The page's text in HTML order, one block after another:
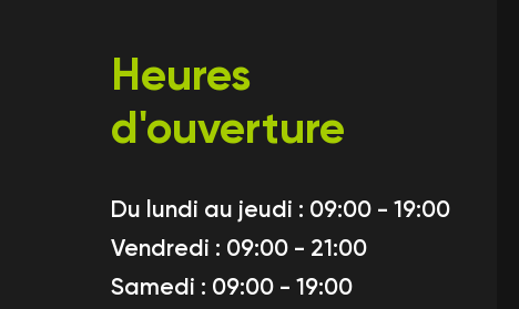
Heures
d'ouverture
Du lundi au jeudi : 09:00 - 19:00
Vendredi : 09:00 - 21:00
Samedi : 09:00 - 19:00